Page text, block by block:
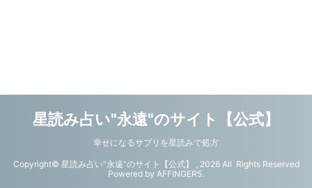
星読み占い"永遠"のサイト【公式】
幸せになるサプリを星読みで処方
Copyright© 星読み占い"永遠"のサイト【公式】 , 2026 All Rights Reserved
Powered by AFFINGER5.